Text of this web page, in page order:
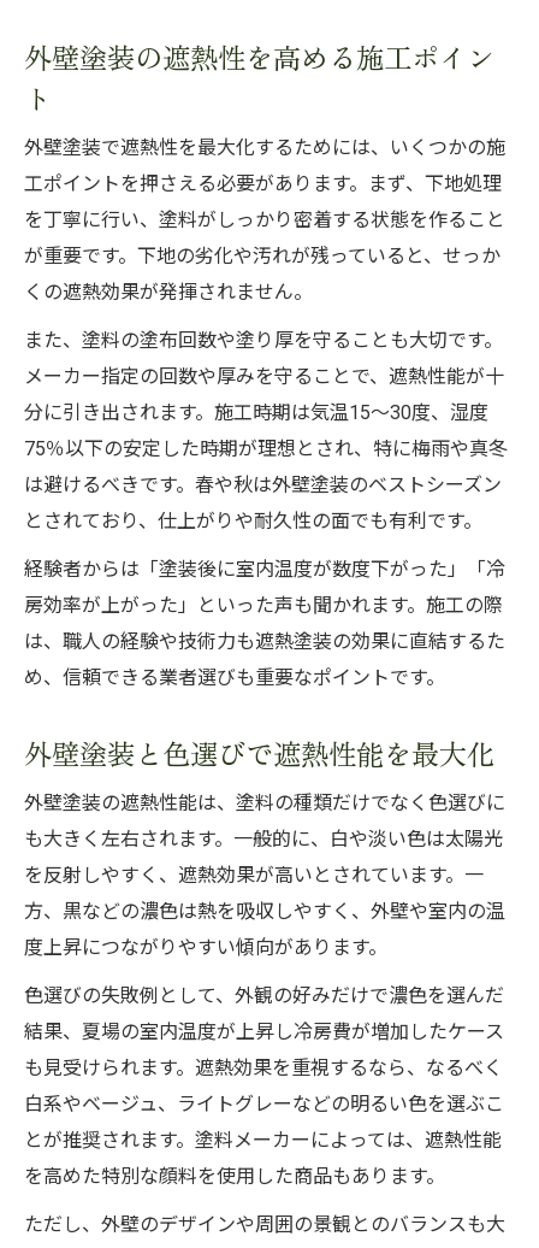
外壁塗装の遮熱性を高める施工ポイン
ト
外壁塗装で遮熱性を最大化するためには、いくつかの施
工ポイントを押さえる必要があります。まず、下地処理
を丁寧に行い、塗料がしっかり密着する状態を作ること
が重要です。下地の劣化や汚れが残っていると、せっか
くの遮熱効果が発揮されません。
また、塗料の塗布回数や塗り厚を守ることも大切です。
メーカー指定の回数や厚みを守ることで、遮熱性能が十
分に引き出されます。施工時期は気温15〜30度、湿度
75％以下の安定した時期が理想とされ、特に梅雨や真冬
は避けるべきです。春や秋は外壁塗装のベストシーズン
とされており、仕上がりや耐久性の面でも有利です。
経験者からは「塗装後に室内温度が数度下がった」「冷
房効率が上がった」といった声も聞かれます。施工の際
は、職人の経験や技術力も遮熱塗装の効果に直結するた
め、信頼できる業者選びも重要なポイントです。
外壁塗装と色選びで遮熱性能を最大化
外壁塗装の遮熱性能は、塗料の種類だけでなく色選びに
も大きく左右されます。一般的に、白や淡い色は太陽光
を反射しやすく、遮熱効果が高いとされています。一
方、黒などの濃色は熱を吸収しやすく、外壁や室内の温
度上昇につながりやすい傾向があります。
色選びの失敗例として、外観の好みだけで濃色を選んだ
結果、夏場の室内温度が上昇し冷房費が増加したケース
も見受けられます。遮熱効果を重視するなら、なるべく
白系やベージュ、ライトグレーなどの明るい色を選ぶこ
とが推奨されます。塗料メーカーによっては、遮熱性能
を高めた特別な顔料を使用した商品もあります。
ただし、外壁のデザインや周囲の景観とのバランスも大